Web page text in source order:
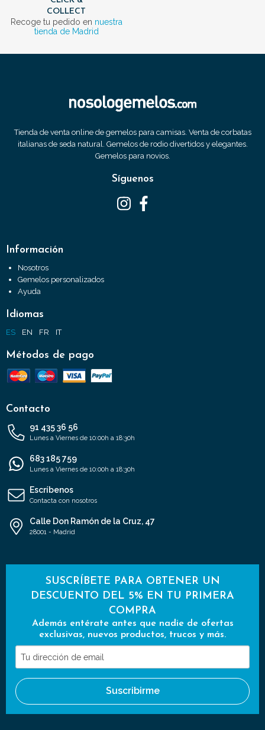
COLLECT
Recoge tu pedido en nuestra
tienda de Madrid
Tienda de venta online de gemelos para camisas. Venta de corbatas
italianas de seda natural. Gemelos de rodio divertidos y elegantes.
Gemelos para novios.
Síguenos
Información
Nosotros
Gemelos personalizados
Ayuda
Idiomas
ES EN FR IT
Métodos de pago
Contacto
91 435 36 56
Lunes a Viernes de 10:00h a 18:30h
683 185 759
Lunes a Viernes de 10:00h a 18:30h
Escríbenos
Contacta con nosotros
Calle Don Ramón de la Cruz, 47
28001 - Madrid
SUSCRÍBETE PARA OBTENER UN
DESCUENTO DEL 5% EN TU PRIMERA
COMPRA
Además entérate antes que nadie de ofertas
exclusivas, nuevos productos, trucos y más.
Tu
dirección
de
email
Suscribirme